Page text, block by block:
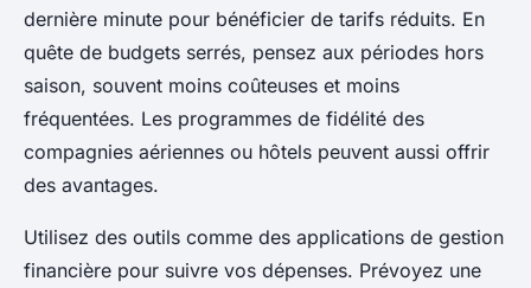
dernière minute pour bénéficier de tarifs réduits. En
quête de budgets serrés, pensez aux périodes hors
saison, souvent moins coûteuses et moins
fréquentées. Les programmes de fidélité des
compagnies aériennes ou hôtels peuvent aussi offrir
des avantages.
Utilisez des outils comme des applications de gestion
financière pour suivre vos dépenses. Prévoyez une